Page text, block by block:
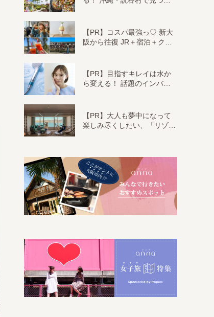
【PR】コスパ最強っ♡ 新大
阪から往復 JR＋宿泊＋ク…
【PR】目指すキレイは水か
ら変える！ 話題のインバ…
【PR】大人も夢中になって
楽しみ尽くしたい、「リゾ…